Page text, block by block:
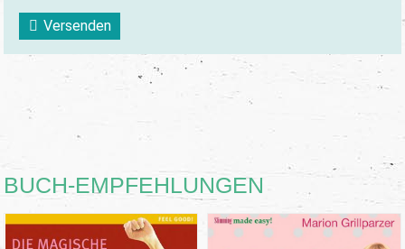
Versenden
BUCH-EMPFEHLUNGEN